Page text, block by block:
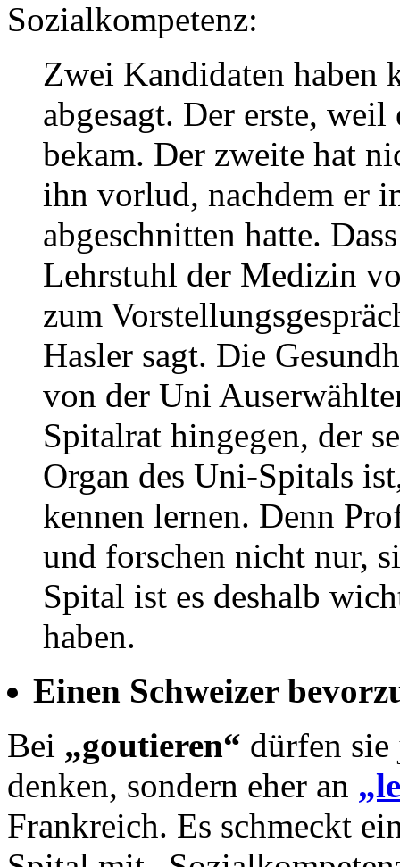
Sozialkompetenz:
Zwei Kandidaten haben
abgesagt. Der erste, weil
bekam. Der zweite hat
ihn vorlud, nachdem er
abgeschnitten hatte.
Lehrstuhl der Medizin
zum
Hasler sagt. Die
von der Uni
Spitalrat hingegen, der
Organ des Uni-Spitals
kennen lernen. Denn
und forschen nicht nur,
Spital ist es deshalb
haben.
Einen Schweizer
Bei „goutieren“ dürfen
denken, sondern eher an
Frankreich. Es schmeckt